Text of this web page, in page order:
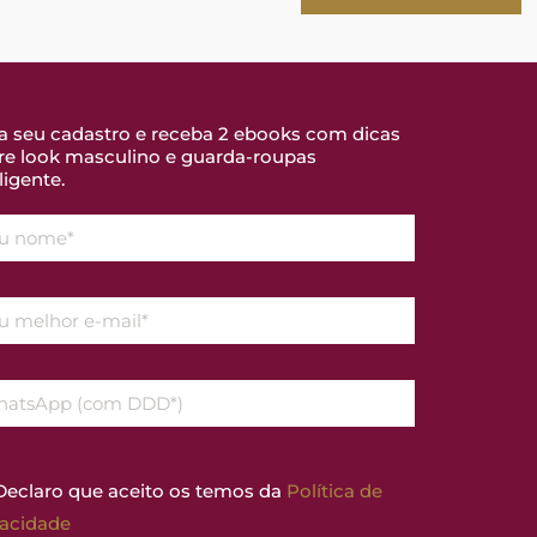
seu cadastro e receba 2 ebooks com dicas
look masculino e guarda-roupas
que aceito os temos da Política de